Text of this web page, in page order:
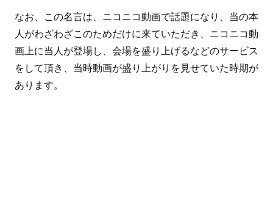
なお、この名言は、ニコニコ動画で話題になり、当の本
人がわざわざこのためだけに来ていただき、ニコニコ動
画上に当人が登場し、会場を盛り上げるなどのサービス
をして頂き、当時動画が盛り上がりを見せていた時期が
あります。